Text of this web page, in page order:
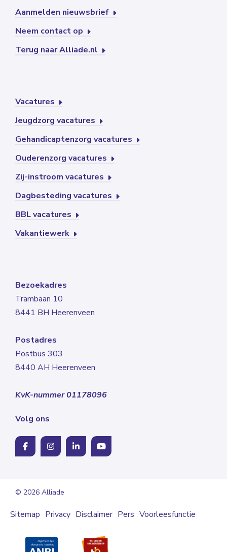
Aanmelden nieuwsbrief
Neem contact op
Terug naar Alliade.nl
Vacatures
Jeugdzorg vacatures
Gehandicaptenzorg vacatures
Ouderenzorg vacatures
Zij-instroom vacatures
Dagbesteding vacatures
BBL vacatures
Vakantiewerk
Bezoekadres
Trambaan 10
8441 BH Heerenveen
Postadres
Postbus 303
8440 AH Heerenveen
KvK-nummer 01178096
Volg ons
© 2026 Alliade
Sitemap Privacy Disclaimer Pers Voorleesfunctie